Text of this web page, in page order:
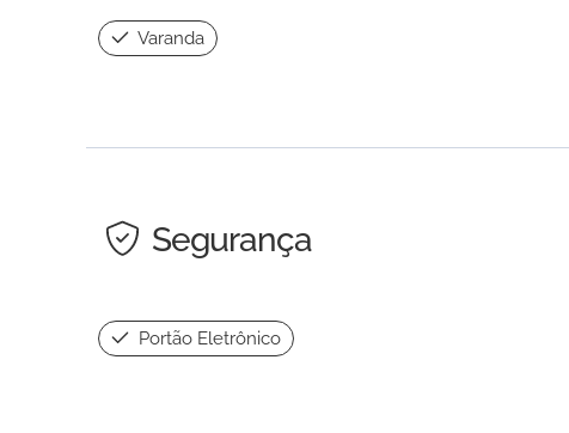
Varanda
Segurança
Portão Eletrônico